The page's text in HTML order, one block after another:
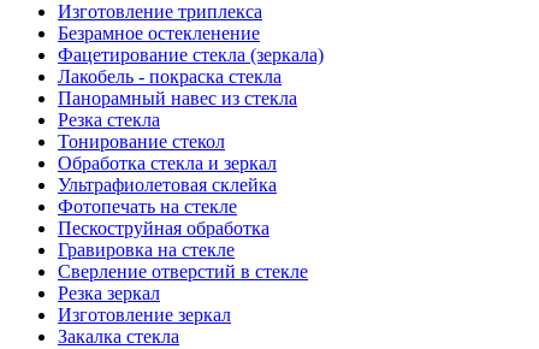
Изготовление триплекса
Безрамное остекленение
Фацетирование стекла (зеркала)
Лакобель - покраска стекла
Панорамный навес из стекла
Резка стекла
Тонирование стекол
Обработка стекла и зеркал
Ультрафиолетовая склейка
Фотопечать на стекле
Пескоструйная обработка
Гравировка на стекле
Cверление отверстий в стекле
Резка зеркал
Изготовление зеркал
Закалка стекла